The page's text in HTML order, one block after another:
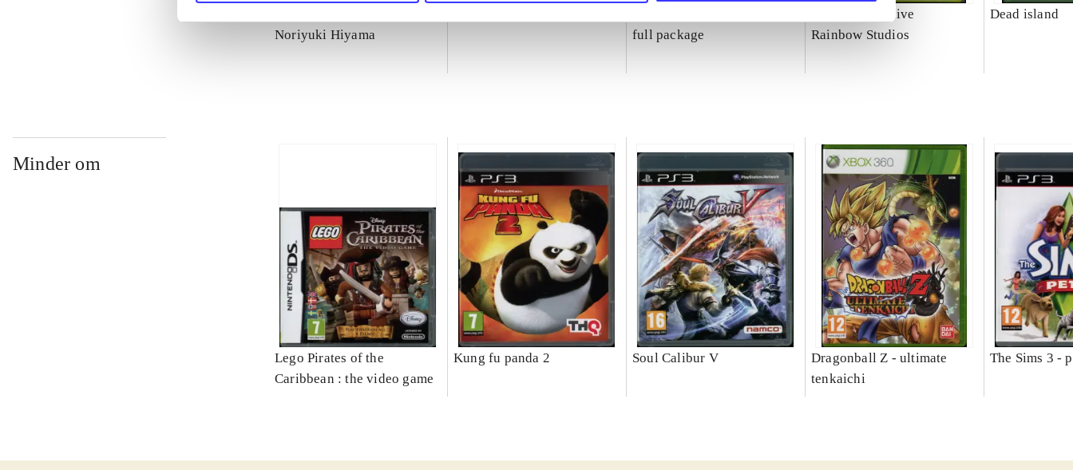
Noriyuki Hiyama
full package
MX vs. ATV alive
Rainbow Studios
Dead island
Minder om
Lego Pirates of the
Caribbean : the video game
Kung fu panda 2 Soul Calibur V
Dragonball Z - ultimate
tenkaichi
The Sims 3 -